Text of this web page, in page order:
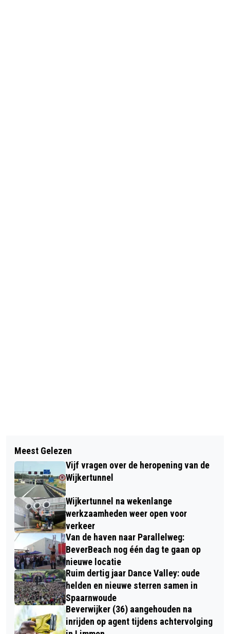
SAMENWERKEN AAN GEZONDE
LEEFOMGEVING IN DE
SCHIPHOLREGIO
HERFSTWANDELING IN PARK
WESTERHOUT: KABOUTERS WIJZEN
DE WEG
Meest Gelezen
Vijf vragen over de heropening van de
Wijkertunnel
Wijkertunnel na wekenlange
werkzaamheden weer open voor
verkeer
Van de haven naar Parallelweg:
BeverBeach nog één dag te gaan op
nieuwe locatie
Ruim dertig jaar Dance Valley: oude
helden en nieuwe sterren samen in
Spaarnwoude
Beverwijker (36) aangehouden na
inrijden op agent tijdens achtervolging